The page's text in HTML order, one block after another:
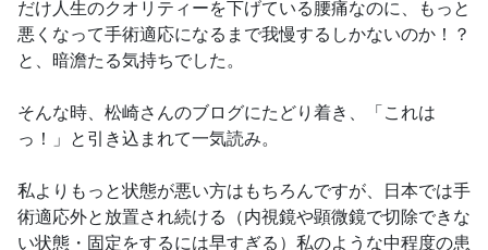
だけ人生のクオリティーを下げている腰痛なのに、もっと
悪くなって手術適応になるまで我慢するしかないのか！？
と、暗澹たる気持ちでした。
そんな時、松崎さんのブログにたどり着き、「これは
っ！」と引き込まれて一気読み。
私よりもっと状態が悪い方はもちろんですが、日本では手
術適応外と放置され続ける（内視鏡や顕微鏡で切除できな
い状態・固定をするには早すぎる）私のような中程度の患